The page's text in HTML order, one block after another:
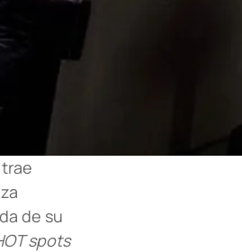
de su
spots